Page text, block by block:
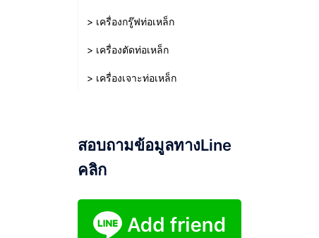
> เครื่องกรู๊ฟท่อเหล็ก
> เครื่องตัดท่อเหล็ก
> เครื่องเจาะท่อเหล็ก
สอบถามข้อมูลทางLine
คลิก